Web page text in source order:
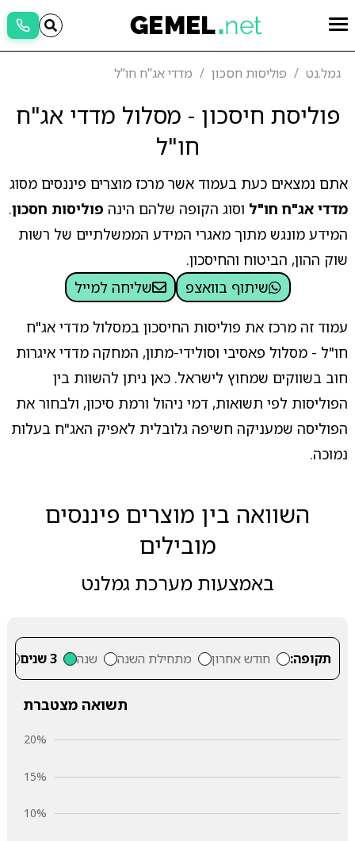
גמל.נט פוליסות חסכון מדדי אג"ח חו"ל
פוליסת חיסכון - מסלול מדדי אג"ח
חו"ל
אתם נמצאים כעת בעמוד אשר מרכז מוצרים פיננסים מסוג
מדדי אג"ח חו"ל וסוג הקופה שלהם הינה פוליסות חסכון.
המידע מונגש מתוך מאגרי המידע הממשלתיים של רשות
שוק ההון, הביטוח והחיסכון.
שיתוף בוואצפ
שליחה למייל
עמוד זה מרכז את פוליסות החיסכון במסלול מדדי אג"ח
חו"ל - מסלול פאסיבי וסולידי-מתון, המחקה מדדי איגרות
חוב בשווקים שמחוץ לישראל. כאן ניתן להשוות בין
הפוליסות לפי תשואות, דמי ניהול ורמת סיכון, ולבחור את
הפוליסה שמעניקה חשיפה גלובלית לאפיק האג"ח בעלות
נמוכה.
השוואה בין מוצרים פיננסים
מובילים
באמצעות מערכת גמלנט
תקופה: חודש אחרון מתחילת השנה שנה 3 שנים
תשואה מצטברת
10%
15%
20%